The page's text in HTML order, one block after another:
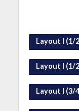
Layout I (1/
Layout I (1/
Layout I (3/